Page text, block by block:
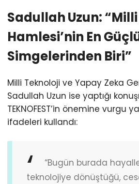
Sadullah Uzun:
Hamlesi’nin En
Simgelerinden Biri”
Milli Teknoloji ve Yapay Zeka
Sadullah Uzun ise yaptığı
TEKNOFEST’in önemine vurgu
ifadeleri kullandı:
“Bugün burada
teknolojiye dönüştüğü,